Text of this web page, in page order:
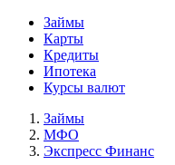
Займы
Карты
Кредиты
Ипотека
Курсы валют
Займы
МФО
Экспресс Финанс